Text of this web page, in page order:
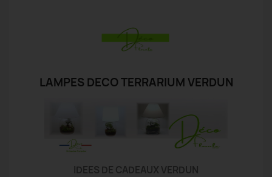
LAMPES DECO TERRARIUM VERDUN
IDEES DE CADEAUX VERDUN